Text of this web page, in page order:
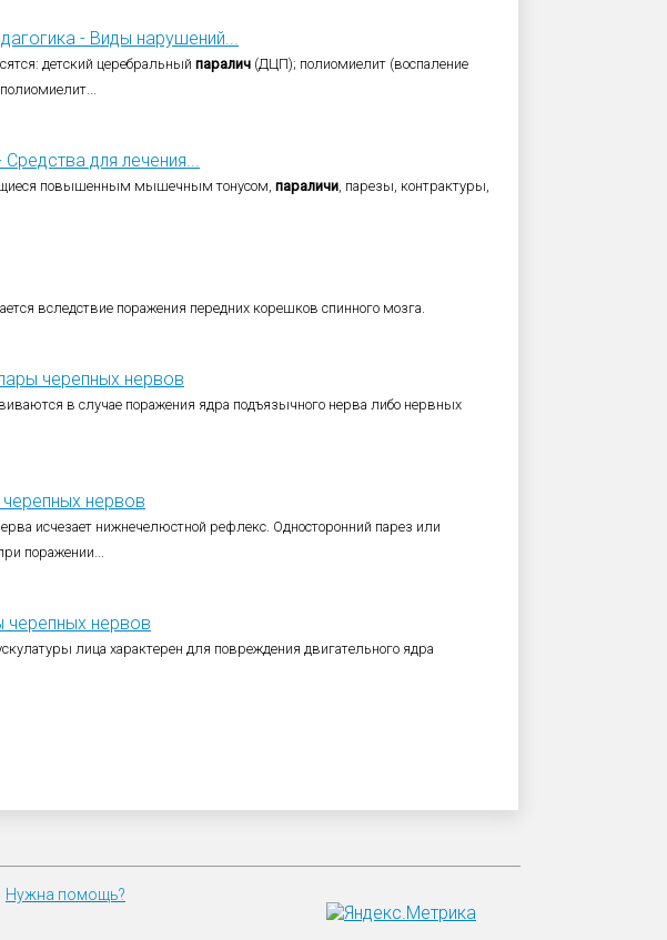
- Виды нарушений...
детский церебральный паралич (ДЦП); полиомиелит (воспаление
для лечения...
повышенным мышечным тонусом, параличи, парезы, контрактуры,
вследствие поражения передних корешков спинного мозга.
черепных нервов
в случае поражения ядра подъязычного нерва либо нервных
нервов
исчезает нижнечелюстной рефлекс. Односторонний парез или
поражении...
черепных нервов
лица характерен для повреждения двигательного ядра
Нужна помощь?